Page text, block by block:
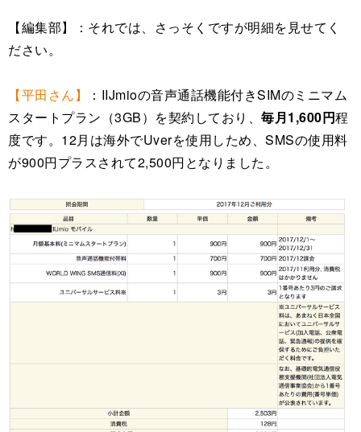
【編集部】：それでは、さっそくですが明細を見せてく
ださい。
【平田さん】
：IIJmioの音声通話機能付きSIMのミニマム
スタートプラン（3GB）を契約しており、 毎月1,600円程
度です。12月は海外でUverを使用しため、SMSの使用料
が900円プラスされて2,500円となりました。